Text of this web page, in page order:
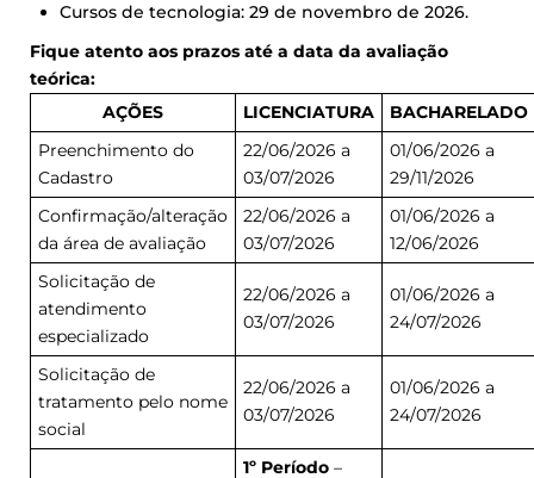
Cursos de tecnologia: 29 de novembro de 2026.
Fique atento aos prazos até a data da avaliação
teórica:
AÇÕES
LICENCIATURA
BACHARELADO
Preenchimento do
Cadastro
22/06/2026 a
03/07/2026
01/06/2026 a
29/11/2026
Confirmação/alteração
da área de avaliação
22/06/2026 a
03/07/2026
01/06/2026 a
12/06/2026
Solicitação de
atendimento
especializado
22/06/2026 a
03/07/2026
01/06/2026 a
24/07/2026
Solicitação de
tratamento pelo nome
social
22/06/2026 a
03/07/2026
01/06/2026 a
24/07/2026
1º Período –